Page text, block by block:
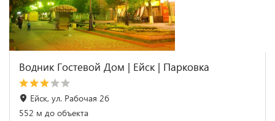
Водник Гостевой Дом | Ейск | Парковка
Ейск, ул. Рабочая 2б
552 м до объекта